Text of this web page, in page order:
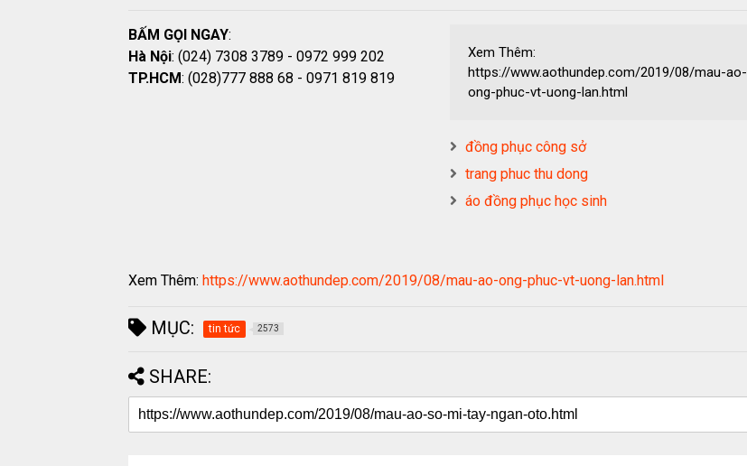
BẤM GỌI NGAY:
Hà Nội: (024) 7308 3789 - 0972 999 202
TP.HCM: (028)777 888 68 - 0971 819 819
Xem Thêm:
https://www.aothundep.com/2019/08/mau-ao-
ong-phuc-vt-uong-lan.html
đồng phục công sở
trang phuc thu dong
áo đồng phục học sinh
Xem Thêm: https://www.aothundep.com/2019/08/mau-ao-ong-phuc-vt-uong-lan.html
MỤC: tin tức 2573
SHARE: